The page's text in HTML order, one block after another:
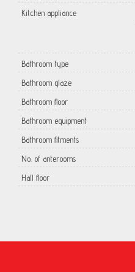
Kitchen appliance
Bathroom type
Bathroom glaze
Bathroom floor
Bathroom equipment
Bathroom fitments
No. of anterooms
Hall floor